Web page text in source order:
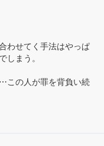
わせてく手法はやっぱ
しまう。
この人が罪を背負い続